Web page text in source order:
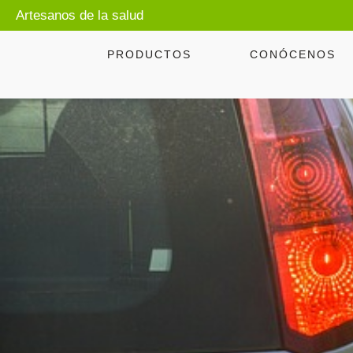
Artesanos de la salud
PRODUCTOS CONÓCENOS